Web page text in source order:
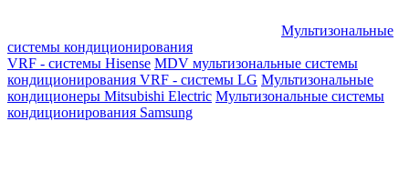
Мультизональные
системы кондиционирования
VRF - системы Hisense MDV мультизональные системы
кондиционирования VRF - системы LG Мультизональные
кондиционеры Mitsubishi Electric Мультизональные системы
кондиционирования Samsung